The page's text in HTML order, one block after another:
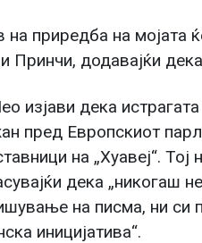
на приредба на мојата
Принчи, додавајќи
изјави дека
пред Европскиот
на „Хуавеј“.
дека „никогаш
на писма, ни си
иницијатива“.